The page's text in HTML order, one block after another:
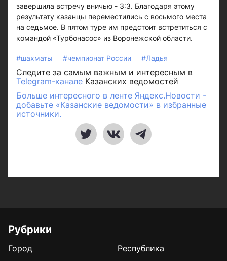
завершила встречу вничью - 3:3. Благодаря этому
результату казанцы переместились с восьмого места
на седьмое. В пятом туре им предстоит встретиться с
командой «Турбонасос» из Воронежской области.
#шахматы #чемпионат России #Ладья
Следите за самым важным и интересным в
Telegram-канале Казанских ведомостей
Больше интересного в ленте Яндекс.Новости -
добавьте «Казанские ведомости» в избранные
источники.
Рубрики
Город
Республика